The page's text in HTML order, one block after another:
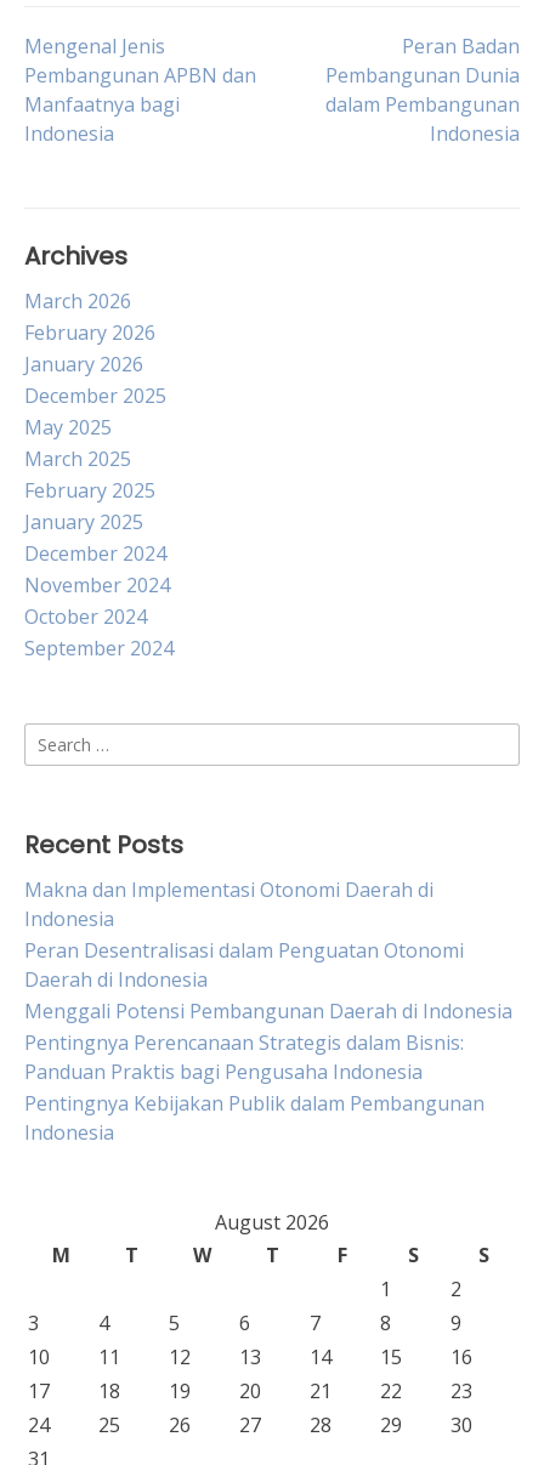
Post
navigation
Mengenal Jenis
Pembangunan APBN dan
Manfaatnya bagi
Indonesia
Peran Badan
Pembangunan Dunia
dalam Pembangunan
Indonesia
Archives
March 2026
February 2026
January 2026
December 2025
May 2025
March 2025
February 2025
January 2025
December 2024
November 2024
October 2024
September 2024
Search
for:
Recent Posts
Makna dan Implementasi Otonomi Daerah di
Indonesia
Peran Desentralisasi dalam Penguatan Otonomi
Daerah di Indonesia
Menggali Potensi Pembangunan Daerah di Indonesia
Pentingnya Perencanaan Strategis dalam Bisnis:
Panduan Praktis bagi Pengusaha Indonesia
Pentingnya Kebijakan Publik dalam Pembangunan
Indonesia
August 2026
M
T W T F S
S
1
2
3
4 5 6 7 8
9
10
11 12 13 14 15
16
17
18 19 20 21 22
23
24
25 26 27 28 29
30
31